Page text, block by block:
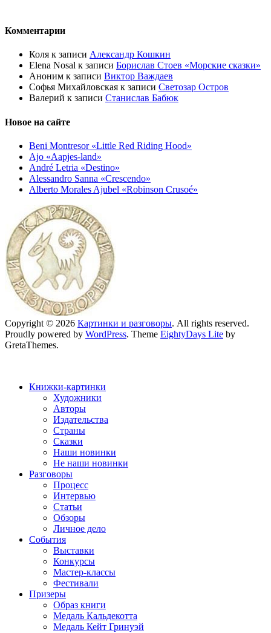
Комментарии
Коля к записи Александр Кошкин
Elena Nosal к записи Борислав Стоев «Морские сказки»
Аноним к записи Виктор Важдаев
Софья Михайловская к записи Светозар Остров
Валерий к записи Станислав Бабюк
Новое на сайте
Beni Montresor «Little Red Riding Hood»
Ajo «Aapjes-land»
André Letria «Destino»
Alessandro Sanna «Crescendo»
Alberto Morales Ajubel «Robinson Crusoé»
Copyright © 2026 Картинки и разговоры. All rights reserved.
Proudly powered by WordPress. Theme EightyDays Lite by
GretaThemes.
Книжки-картинки
Художники
Авторы
Издательства
Страны
Сказки
Наши новинки
Не наши новинки
Разговоры
Процесс
Интервью
Статьи
Обзоры
Личное дело
События
Выставки
Конкурсы
Мастер-классы
Фестивали
Призеры
Образ книги
Медаль Кальдекотта
Медаль Кейт Гринуэй